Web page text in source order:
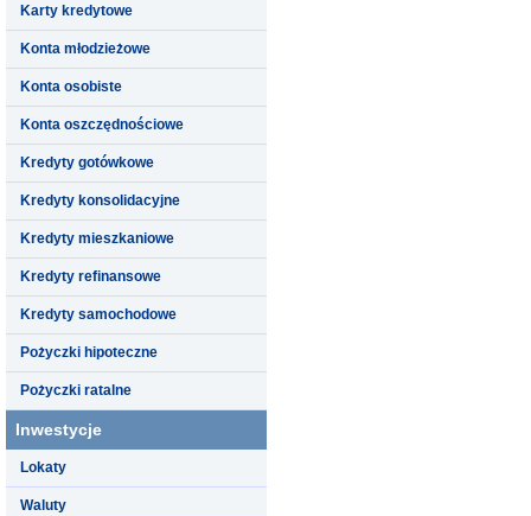
Karty kredytowe
Konta młodzieżowe
Konta osobiste
Konta oszczędnościowe
Kredyty gotówkowe
Kredyty konsolidacyjne
Kredyty mieszkaniowe
Kredyty refinansowe
Kredyty samochodowe
Pożyczki hipoteczne
Pożyczki ratalne
Inwestycje
Lokaty
Waluty